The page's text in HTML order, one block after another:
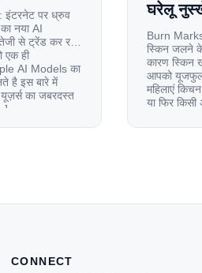
इंटरनेट पर ध्रुव
नया AI
से ट्रेंड कर रहा
एक ही
AI Models का
है इस बारे में
का जबरदस्त
घरेलू
Burn
स्किन जलने
कारण स्किन
आपको यूजफुल
महिलाएं
या फिर
CONNECT